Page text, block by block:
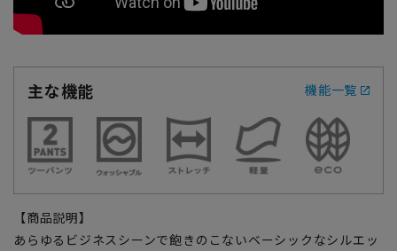
主な機能 機能一覧
【商品説明】
あらゆるビジネスシーンで飽きのこないベーシックなシルエッ